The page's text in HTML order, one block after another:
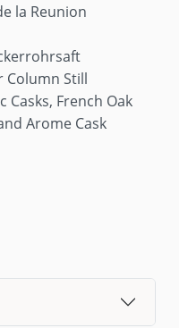
la Reunion
Column Still
Casks, French Oak
Arome Cask